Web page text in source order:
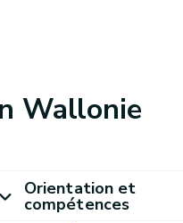
Wallonie
Orientation et
compétences